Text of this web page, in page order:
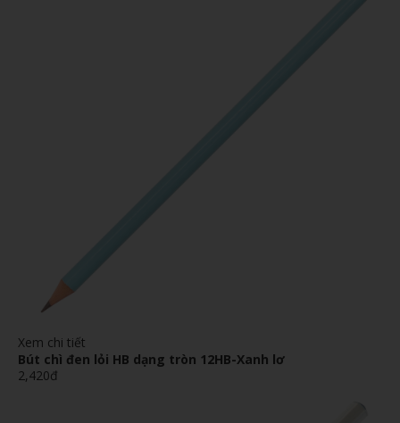
Xem chi tiết
Bút chì đen lỏi HB dạng tròn 12HB-Xanh lơ
2,420đ